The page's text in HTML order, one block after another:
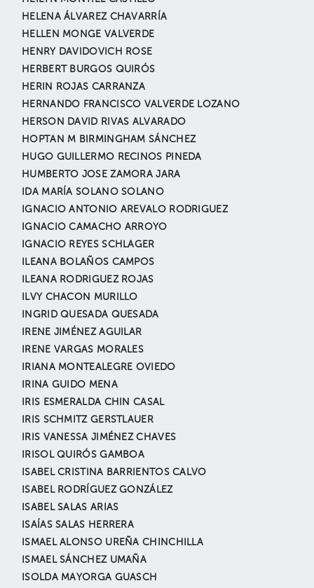
HELENA ÁLVAREZ CHAVARRÍA
HELLEN MONGE VALVERDE
HENRY DAVIDOVICH ROSE
HERBERT BURGOS QUIRÓS
HERIN ROJAS CARRANZA
HERNANDO FRANCISCO VALVERDE LOZANO
HERSON DAVID RIVAS ALVARADO
HOPTAN M BIRMINGHAM SÁNCHEZ
HUGO GUILLERMO RECINOS PINEDA
HUMBERTO JOSE ZAMORA JARA
IDA MARÍA SOLANO SOLANO
IGNACIO ANTONIO AREVALO RODRIGUEZ
IGNACIO CAMACHO ARROYO
IGNACIO REYES SCHLAGER
ILEANA BOLAÑOS CAMPOS
ILEANA RODRIGUEZ ROJAS
ILVY CHACON MURILLO
INGRID QUESADA QUESADA
IRENE JIMÉNEZ AGUILAR
IRENE VARGAS MORALES
IRIANA MONTEALEGRE OVIEDO
IRINA GUIDO MENA
IRIS ESMERALDA CHIN CASAL
IRIS SCHMITZ GERSTLAUER
IRIS VANESSA JIMÉNEZ CHAVES
IRISOL QUIRÓS GAMBOA
ISABEL CRISTINA BARRIENTOS CALVO
ISABEL RODRÍGUEZ GONZÁLEZ
ISABEL SALAS ARIAS
ISAÍAS SALAS HERRERA
ISMAEL ALONSO UREÑA CHINCHILLA
ISMAEL SÁNCHEZ UMAÑA
ISOLDA MAYORGA GUASCH